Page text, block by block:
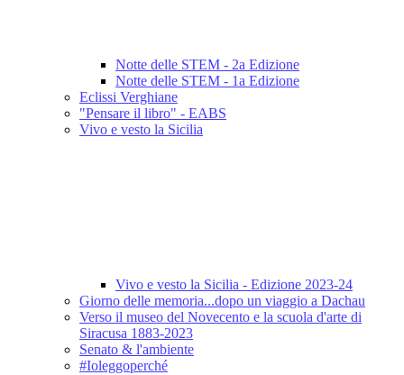
Notte delle STEM - 2a Edizione
Notte delle STEM - 1a Edizione
Eclissi Verghiane
"Pensare il libro" - EABS
Vivo e vesto la Sicilia
Vivo e vesto la Sicilia - Edizione 2023-24
Giorno delle memoria...dopo un viaggio a Dachau
Verso il museo del Novecento e la scuola d'arte di
Siracusa 1883-2023
Senato & l'ambiente
#Ioleggoperché